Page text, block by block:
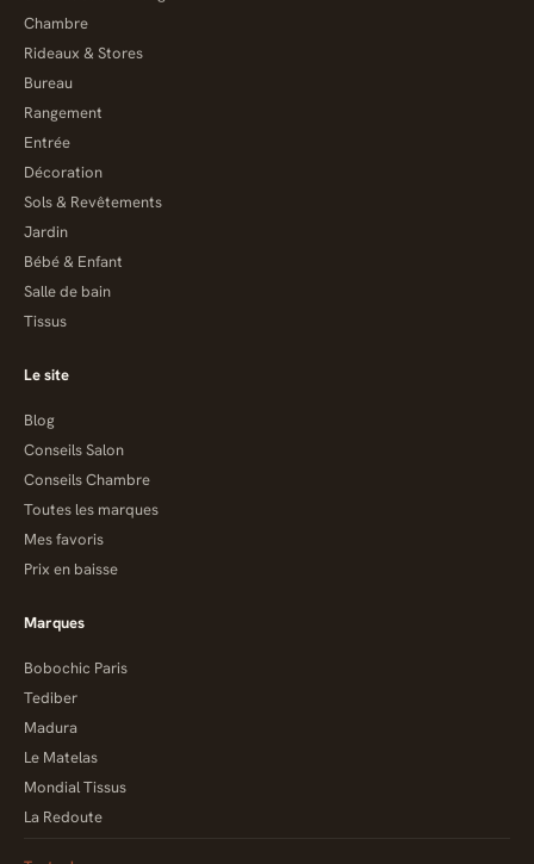
Chambre
Rideaux & Stores
Bureau
Rangement
Entrée
Décoration
Sols & Revêtements
Jardin
Bébé & Enfant
Salle de bain
Tissus
Le site
Blog
Conseils Salon
Conseils Chambre
Toutes les marques
Mes favoris
Prix en baisse
Marques
Bobochic Paris
Tediber
Madura
Le Matelas
Mondial Tissus
La Redoute